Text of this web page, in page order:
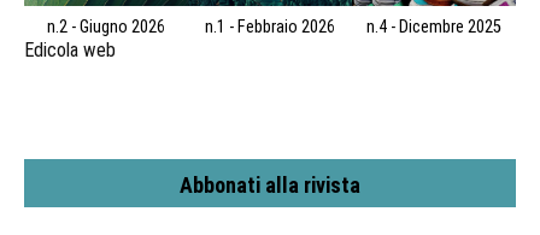
n.2 - Giugno 2026 n.1 - Febbraio 2026 n.4 - Dicembre 2025
Edicola web
Abbonati alla rivista